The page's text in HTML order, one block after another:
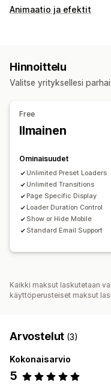
Animaatio ja efektit
Mukautetut animaatiot
Sivukohtaiset efektit
Kevät
Kesä
Mukautetut tapahtumat
Hinnoittelu
Valitse yrityksellesi
Free
Ilmainen
Ominaisuudet
Unlimited Preset Loaders
Unlimited Transitions
Page Specific Display
Loader Duration Control
Show or Hide Mobile
Standard Email Support
Kaikki maksut laskutetaan
käyttöperusteiset maksut
Arvostelut (3)
Kokonaisarvio
5